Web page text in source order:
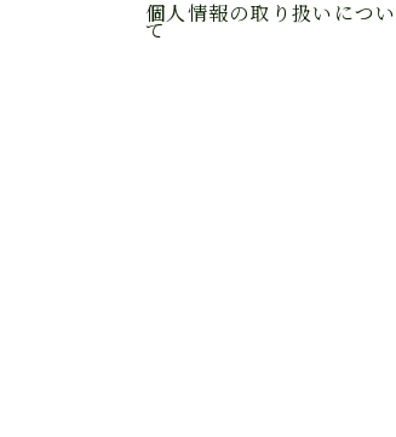
個人情報の取り扱いについ
て